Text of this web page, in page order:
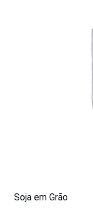
Soja em Grão